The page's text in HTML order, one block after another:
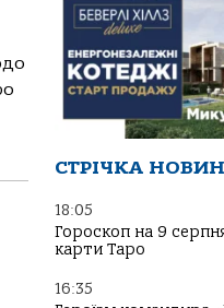
СТРІЧКА НОВИН
18:05
Гороскоп на 9
карти Таро
16:35